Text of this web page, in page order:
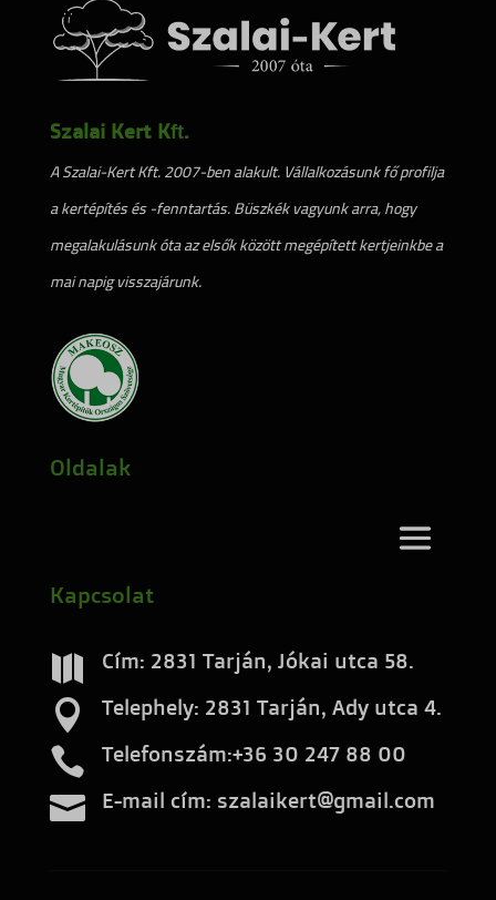
Szalai Kert Kft.
A Szalai-Kert Kft. 2007-ben alakult. Vállalkozásunk fő profilja
a kertépítés és -fenntartás. Büszkék vagyunk arra, hogy
megalakulásunk óta az elsők között megépített kertjeinkbe a
mai napig visszajárunk.
Oldalak
Kapcsolat
 Cím: 2831 Tarján, Jókai utca 58.
 Telephely: 2831 Tarján, Ady utca 4.
 Telefonszám:+36 30 247 88 00
 E-mail cím: szalaikert@gmail.com